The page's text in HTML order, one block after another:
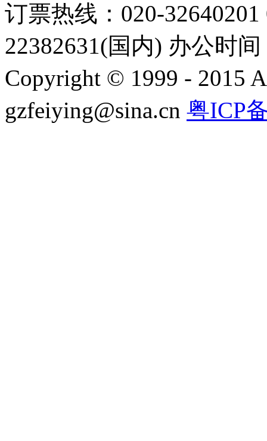
订票热线：020-
22382631(国内) 办公时
Copyright © 1999 - 2015
gzfeiying@sina.cn 粤ICP